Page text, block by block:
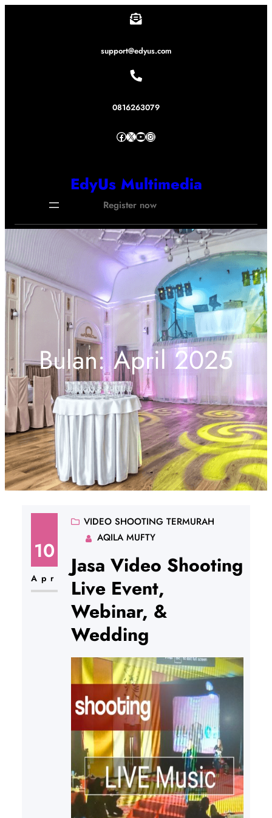
support@edyus.com
0816263079
Facebook X YouTube Instagram
EdyUs Multimedia
Register now
Bulan:April 2025
10
Apr
VIDEO SHOOTING TERMURAH
AQILA MUFTY
Jasa Video Shooting
Live Event,
Webinar, &
Wedding